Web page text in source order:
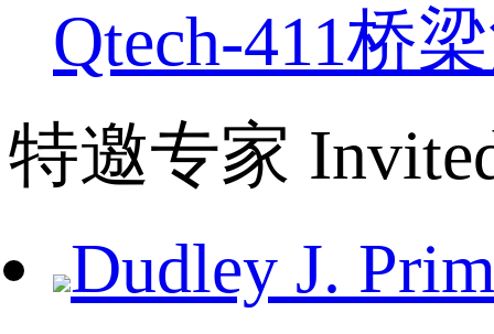
Qtech-411桥
特邀专家
Dudley J.